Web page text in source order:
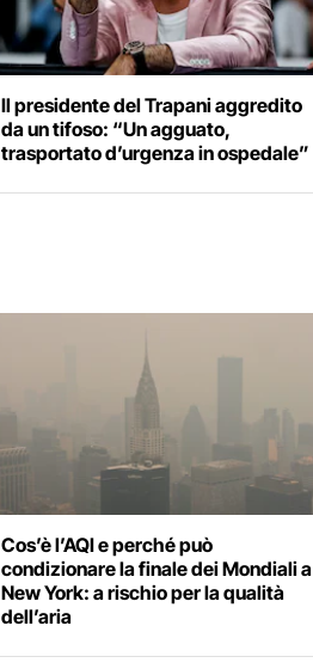
Il presidente del Trapani aggredito
da un tifoso: “Un agguato,
trasportato d’urgenza in ospedale”
Cos’è l’AQI e perché può
condizionare la finale dei Mondiali a
New York: a rischio per la qualità
dell’aria